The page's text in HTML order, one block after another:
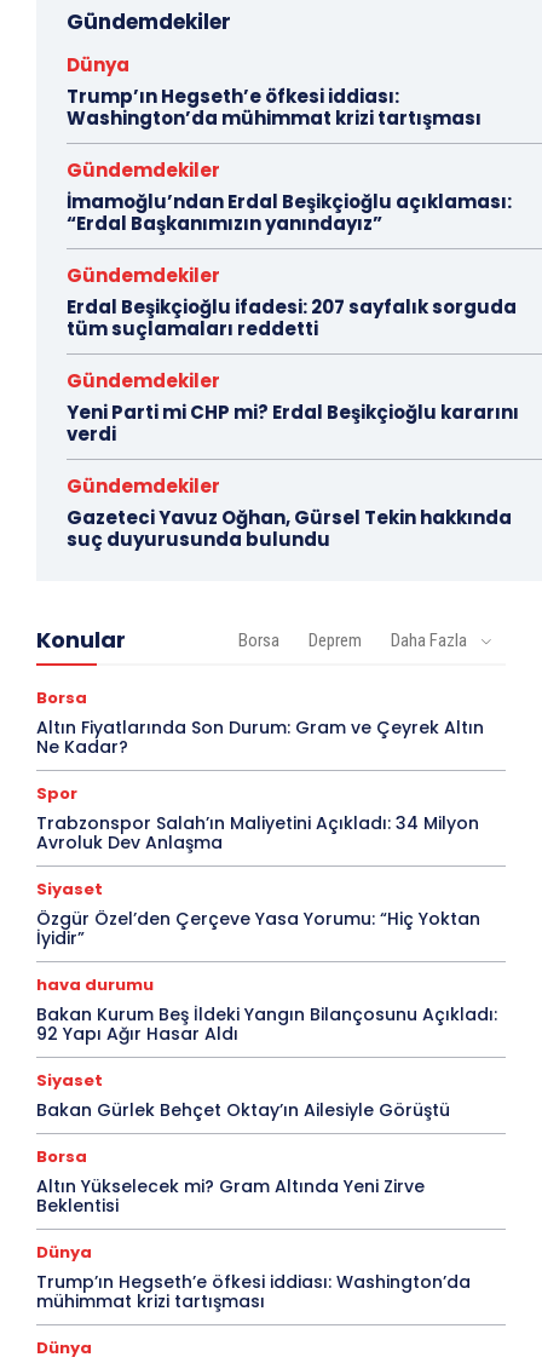
Gündemdekiler
Dünya
Trump’ın Hegseth’e öfkesi iddiası:
Washington’da mühimmat krizi tartışması
Gündemdekiler
İmamoğlu’ndan Erdal Beşikçioğlu açıklaması:
“Erdal Başkanımızın yanındayız”
Gündemdekiler
Erdal Beşikçioğlu ifadesi: 207 sayfalık sorguda
tüm suçlamaları reddetti
Gündemdekiler
Yeni Parti mi CHP mi? Erdal Beşikçioğlu kararını
verdi
Gündemdekiler
Gazeteci Yavuz Oğhan, Gürsel Tekin hakkında
suç duyurusunda bulundu
Konular Borsa Deprem Daha Fazla
Borsa
Altın Fiyatlarında Son Durum: Gram ve Çeyrek Altın
Ne Kadar?
Spor
Trabzonspor Salah’ın Maliyetini Açıkladı: 34 Milyon
Avroluk Dev Anlaşma
Siyaset
Özgür Özel’den Çerçeve Yasa Yorumu: “Hiç Yoktan
İyidir”
hava durumu
Bakan Kurum Beş İldeki Yangın Bilançosunu Açıkladı:
92 Yapı Ağır Hasar Aldı
Siyaset
Bakan Gürlek Behçet Oktay’ın Ailesiyle Görüştü
Borsa
Altın Yükselecek mi? Gram Altında Yeni Zirve
Beklentisi
Dünya
Trump’ın Hegseth’e öfkesi iddiası: Washington’da
mühimmat krizi tartışması
Dünya